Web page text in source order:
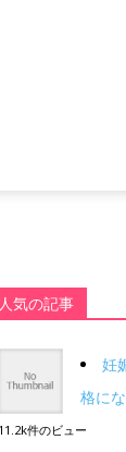
人気の記事
妊
格に
11.2k件のビュー